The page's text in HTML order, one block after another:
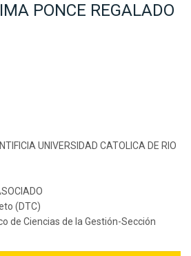
PONCE REGALADO
UNIVERSIDAD CATOLICA DE RIO
(DTC)
de Ciencias de la Gestión-Sección